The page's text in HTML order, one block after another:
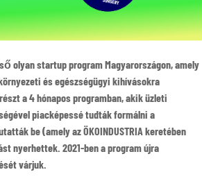
olyan startup program Magyarországon, amely
és egészségügyi kihívásokra
a 4 hónapos programban, akik üzleti
piacképessé tudták formálni a
be (amely az ÖKOINDUSTRIA keretében
nyerhettek. 2021-ben a program újra
várjuk.